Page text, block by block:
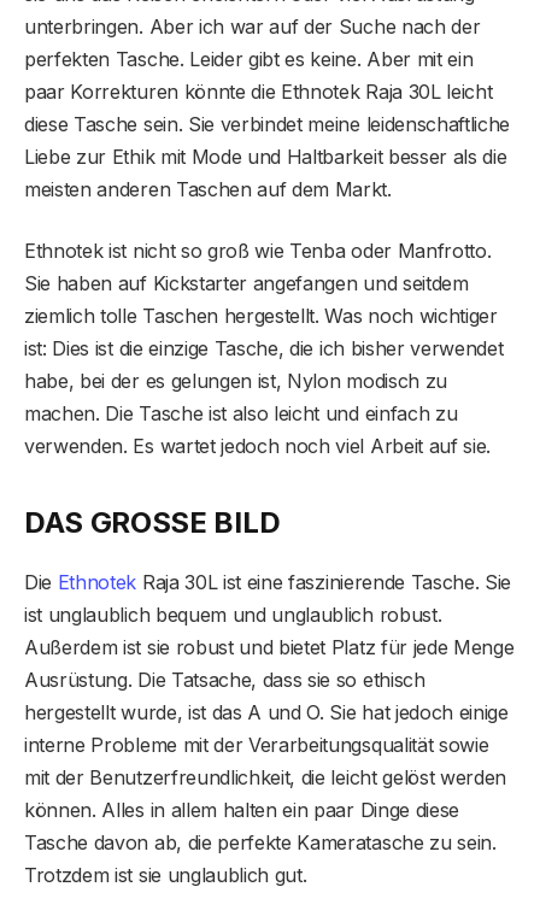
unterbringen. Aber ich war auf der Suche nach der
perfekten Tasche. Leider gibt es keine. Aber mit ein
paar Korrekturen könnte die Ethnotek Raja 30L leicht
diese Tasche sein. Sie verbindet meine leidenschaftliche
Liebe zur Ethik mit Mode und Haltbarkeit besser als die
meisten anderen Taschen auf dem Markt.
Ethnotek ist nicht so groß wie Tenba oder Manfrotto.
Sie haben auf Kickstarter angefangen und seitdem
ziemlich tolle Taschen hergestellt. Was noch wichtiger
ist: Dies ist die einzige Tasche, die ich bisher verwendet
habe, bei der es gelungen ist, Nylon modisch zu
machen. Die Tasche ist also leicht und einfach zu
verwenden. Es wartet jedoch noch viel Arbeit auf sie.
DAS GROSSE BILD
Die Ethnotek Raja 30L ist eine faszinierende Tasche. Sie
ist unglaublich bequem und unglaublich robust.
Außerdem ist sie robust und bietet Platz für jede Menge
Ausrüstung. Die Tatsache, dass sie so ethisch
hergestellt wurde, ist das A und O. Sie hat jedoch einige
interne Probleme mit der Verarbeitungsqualität sowie
mit der Benutzerfreundlichkeit, die leicht gelöst werden
können. Alles in allem halten ein paar Dinge diese
Tasche davon ab, die perfekte Kameratasche zu sein.
Trotzdem ist sie unglaublich gut.